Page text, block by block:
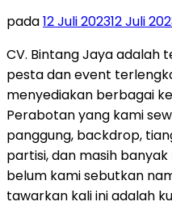
pada12 Juli 202312 Juli
CV. Bintang Jaya adalah
pesta dan event
menyediakan berbagai
Perabotan yang kami
panggung, backdrop,
partisi, dan masih
belum kami sebutkan
tawarkan kali ini adalah